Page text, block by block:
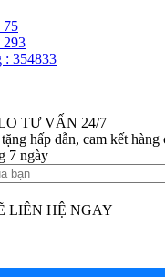
75
293
: 354833
TƯ VẤN 24/7
hấp dẫn, cam kết hàng
7 ngày
LIÊN HỆ NGAY